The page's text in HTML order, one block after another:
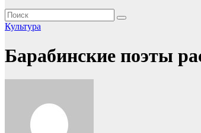
Культура
Барабинские поэты